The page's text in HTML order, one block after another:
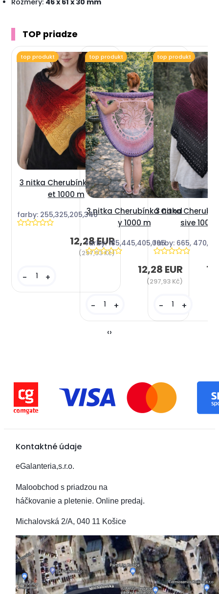
TOP priadze
3 nitka Cherubínka Suns
et 1000 m
farby: 255,325,205,340
12,28 EUR
(297,93 Kč)
- +
top produkt
3 nitka Cherubínka Cand
y 1000 m
farby: 185,445,405,095
12,28 EUR
(297,93 Kč)
- +
top produkt
3 nitka
sive 1000
farby: 665, 470,
- +
top produkt
‹›
Kontaktné údaje
eGalanteria,s.r.o.
Maloobchod s priadzou na
háčkovanie a pletenie. Online predaj.
Michalovská 2/A, 040 11 Košice